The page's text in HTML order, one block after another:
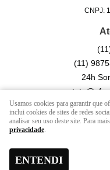
CNPJ:
(11)
24h
LOJA VIRTUAL
Usamos cookies para garantir que
inclui cookies de sites de redes
analisar seu uso deste site. Para
privacidade.
ENTENDI